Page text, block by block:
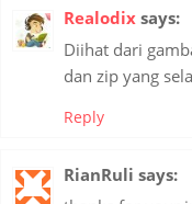
Realodix says:
Diihat dari
dan zip yang
Reply
RianRuli says: